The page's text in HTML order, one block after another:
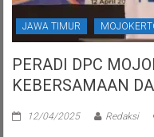
JAWA TIMUR
PERADI DPC
KEBERSAMAAN
12/04/2025 Redaksi